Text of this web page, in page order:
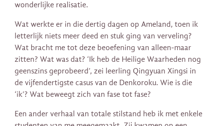
wonderlijke realisatie.
Wat werkte er in die dertig dagen op Ameland, toen ik
letterlijk niets meer deed en stuk ging van verveling?
Wat bracht me tot deze beoefening van alleen-maar
zitten? Wat was dat? ‘Ik heb de Heilige Waarheden nog
geenszins geprobeerd’, zei leerling Qingyuan Xingsi in
de vijfendertigste casus van de Denkoroku. Wie is die
‘ik’? Wat beweegt zich van fase tot fase?
Een ander verhaal van totale stilstand heb ik met enkele